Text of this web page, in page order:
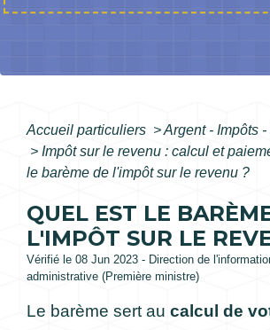
Accueil particuliers >Argent - Impôts
> Impôt sur le revenu : calcul et
le barème de l'impôt sur le revenu ?
QUEL EST LE
L'IMPÔT SUR LE
Vérifié le 08 Jun 2023 - Direction de
administrative (Première ministre)
Le barème sert au calcul de